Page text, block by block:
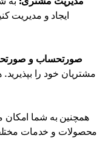
ایجاد و مدیریت
صورتحساب و
مشتریان خود را
محصولات و خدمات